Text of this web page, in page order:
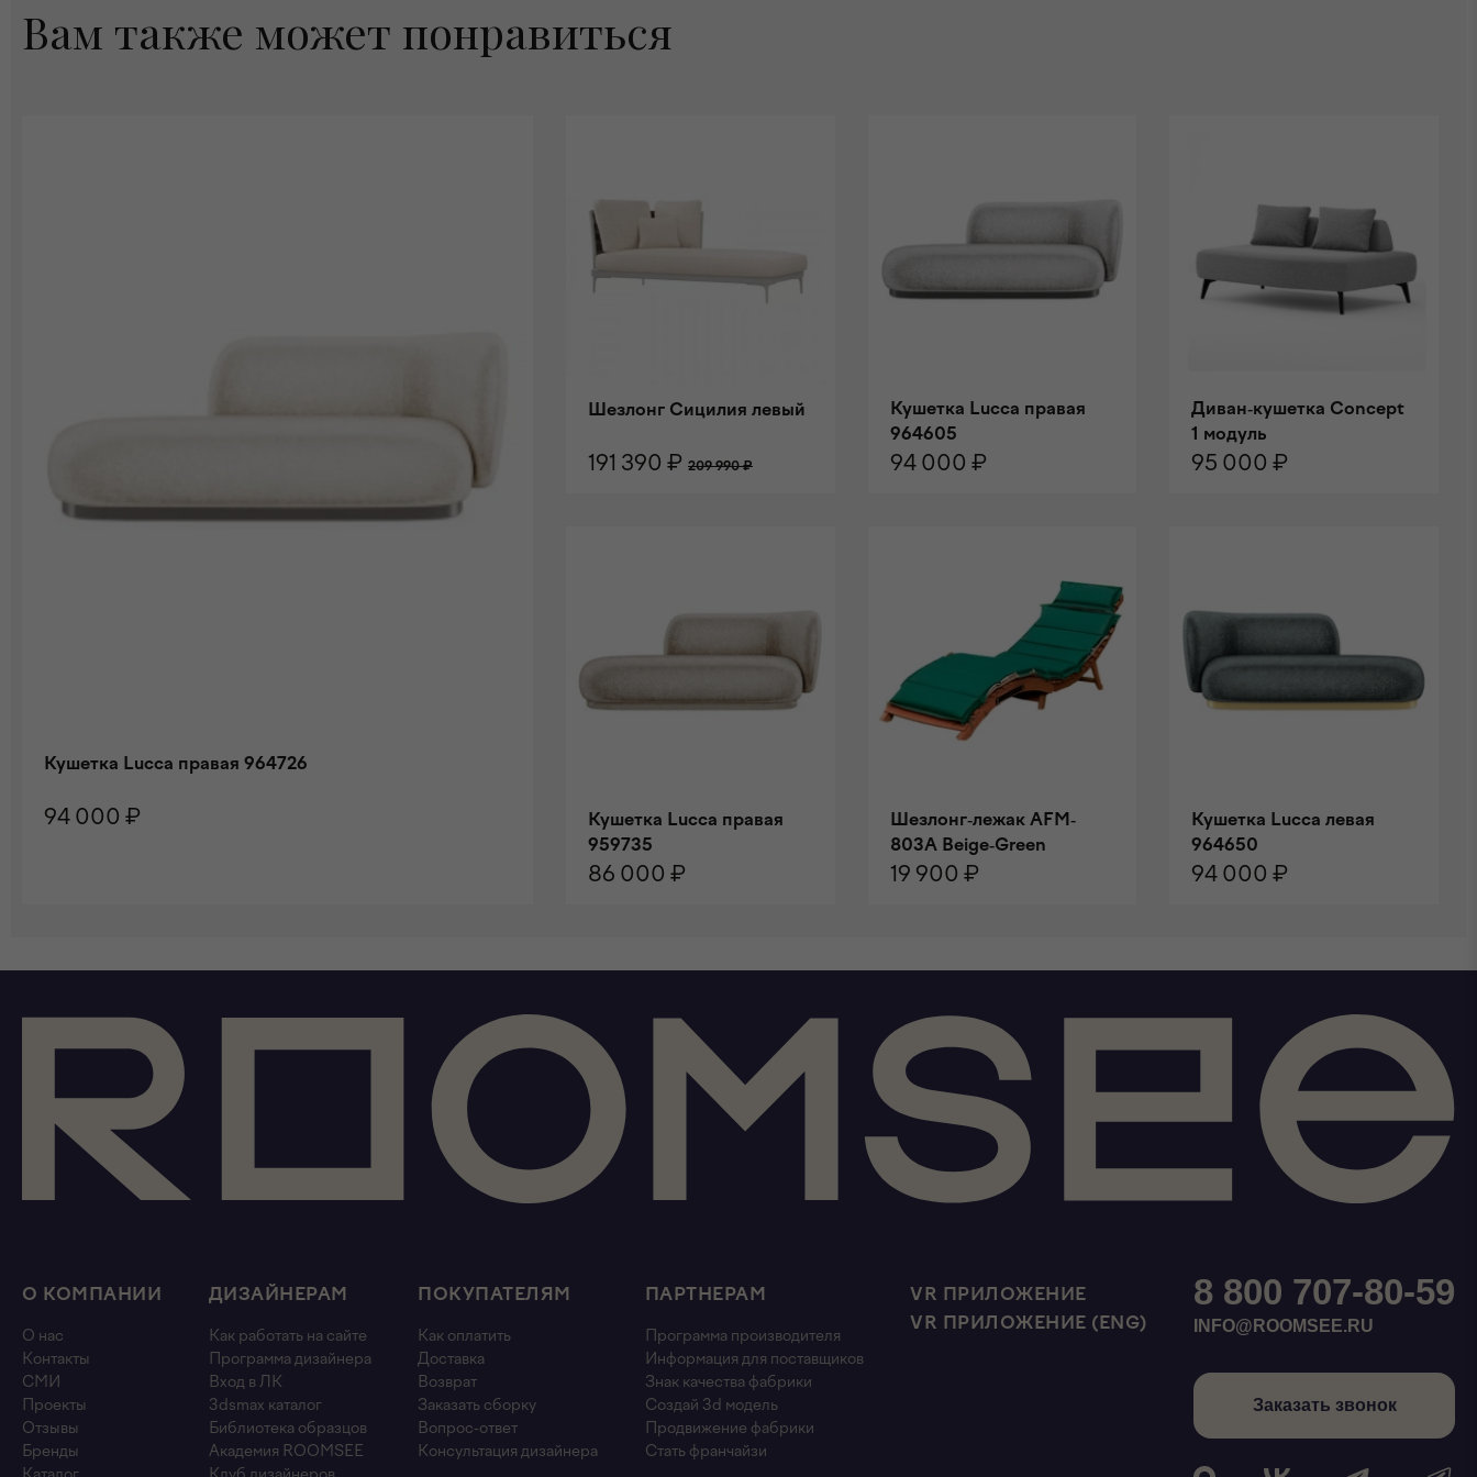
Вам также может понравиться
Кушетка Lucca правая 964726
94 000 ₽
Шезлонг Сицилия левый
191 390 ₽ 209 990 ₽
Кушетка Lucca правая
964605
94 000 ₽
Диван-кушетка Concept
1 модуль
95 000 ₽
Кушетка Lucca правая
959735
86 000 ₽
Шезлонг-лежак AFM-
803A Beige-Green
19 900 ₽
Кушетка Lucca левая
964650
94 000 ₽
О КОМПАНИИ
О нас
Контакты
СМИ
Проекты
Отзывы
Бренды
ДИЗАЙНЕРАМ
Как работать на сайте
Программа дизайнера
Вход в ЛК
3dsmax каталог
Библиотека образцов
Академия ROOMSEE
ПОКУПАТЕЛЯМ
Как оплатить
Доставка
Возврат
Заказать сборку
Вопрос-ответ
Консультация дизайнера
ПАРТНЕРАМ
Программа производителя
Информация для поставщиков
Знак качества фабрики
Создай 3d модель
Продвижение фабрики
Стать франчайзи
VR ПРИЛОЖЕНИЕ
VR ПРИЛОЖЕНИЕ (ENG)
8 800 707-80-59
INFO@ROOMSEE.RU
Заказать звонок